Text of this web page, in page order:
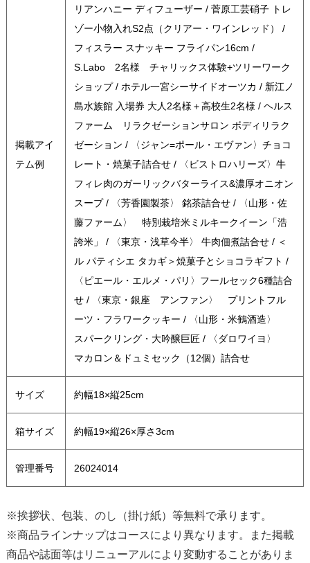
掲載アイ
テム例
リアンハニー ディフューザー / 菅原工芸硝子 トレ
ゾー小物入れS2点（クリアー・ワインレッド） /
フィスラー スナッキー フライパン16cm /
S.Labo 2名様 チャリックス体験+ツリーワーク
ショップ / ホテル一宮シーサイドオーツカ / 新江ノ
島水族館 入場券 大人2名様＋高校生2名様 / ヘルス
ファーム リラクゼーションサロン ボディリラク
ゼーション / 〈ジャン=ポール・エヴァン〉チョコ
レート・焼菓子詰合せ / 〈ビストロハリーズ〉牛
フィレ肉のガーリックバターライス&濃厚オニオン
スープ / 〈芳香園製茶〉 銘茶詰合せ / 〈山形・佐
藤ファーム〉 特別栽培米ミルキークイーン「浩
誇米」 / 〈東京・浅草今半〉 牛肉佃煮詰合せ / ＜
ル パティシエ タカギ＞焼菓子とショコラギフト /
〈ピエール・エルメ・パリ〉フールセック6種詰合
せ / 〈東京・銀座 アンファン〉 プリントフル
ーツ・フラワークッキー / 〈山形・米鶴酒造〉
スパークリング・大吟醸巨匠 / 〈ダロワイヨ〉
マカロン＆ドュミセック（12個）詰合せ
サイズ 約幅18×縦25cm
箱サイズ 約幅19×縦26×厚さ3cm
管理番号 26024014
※挨拶状、包装、のし（掛け紙）等無料で承ります。
※商品ラインナップはコースにより異なります。また掲載
商品や誌面等はリニューアルにより変動することがありま